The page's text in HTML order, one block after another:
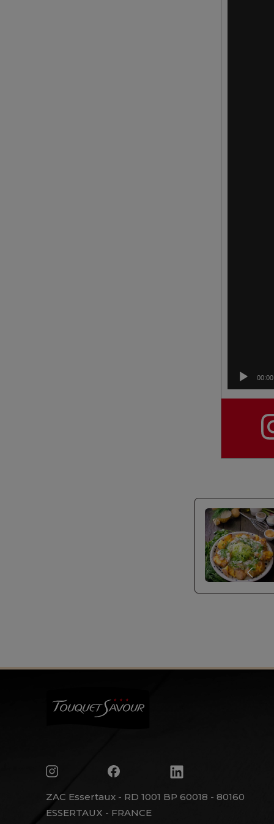
00:00
ZAC Essertaux - RD 1001 BP 60018 - 80160
ESSERTAUX - FRANCE